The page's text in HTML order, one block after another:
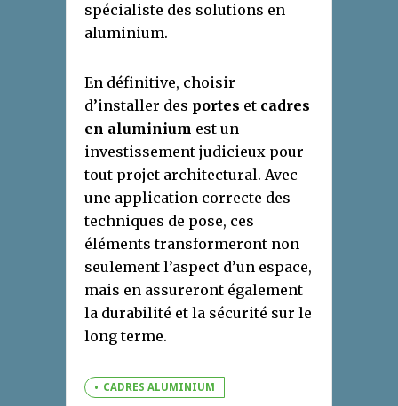
spécialiste des solutions en
aluminium.
En définitive, choisir
d’installer des portes et cadres
en aluminium est un
investissement judicieux pour
tout projet architectural. Avec
une application correcte des
techniques de pose, ces
éléments transformeront non
seulement l’aspect d’un espace,
mais en assureront également
la durabilité et la sécurité sur le
long terme.
CADRES ALUMINIUM